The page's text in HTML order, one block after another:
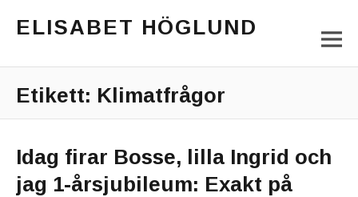
ELISABET HÖGLUND
Main Menu
Etikett: Klimatfrågor
Idag firar Bosse, lilla Ingrid och
jag 1-årsjubileum: Exakt på